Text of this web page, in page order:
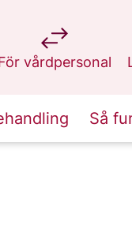
vårdpersonal
på 1177.se
Så